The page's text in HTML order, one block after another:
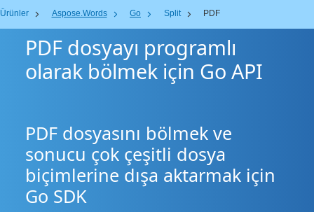
Ürünler Aspose.Words Go Split PDF
PDF dosyayı programlı
olarak bölmek için Go API
PDF dosyasını bölmek ve
sonucu çok çeşitli dosya
biçimlerine dışa aktarmak için
Go SDK